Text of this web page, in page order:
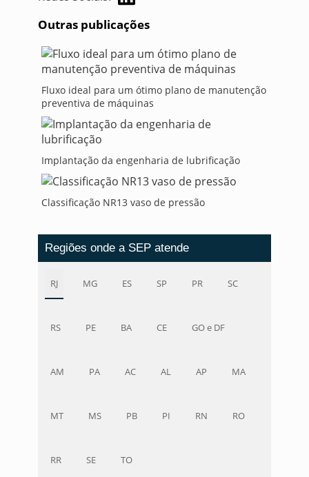
Outras publicações
Fluxo ideal para um ótimo plano de manutenção
preventiva de máquinas
Implantação da engenharia de lubrificação
Classificação NR13 vaso de pressão
Regiões onde a SEP atende
RJ MG ES SP PR SC
RS PE BA CE GO e DF
AM PA AC AL AP MA
MT MS PB PI RN RO
RR SE TO